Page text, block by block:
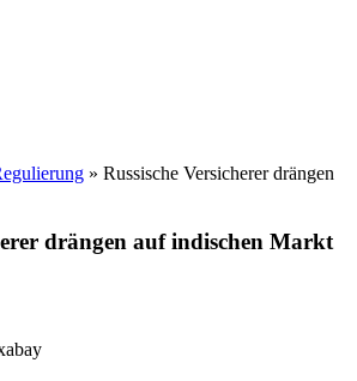
» Russische Versicherer drängen
drängen auf indischen Markt